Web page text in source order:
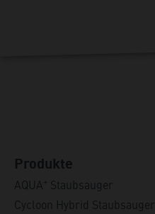
Produkte
AQUA + Staubsauger
Cycloon Hybrid Staubsauger